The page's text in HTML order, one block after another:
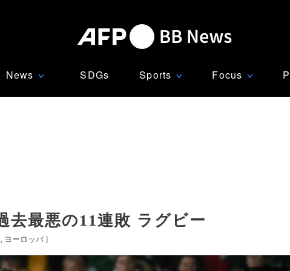
News ∨ SDGs Sports ∨ Focus ∨
去最悪の11連敗 ラグビー
ヨーロッパ ]